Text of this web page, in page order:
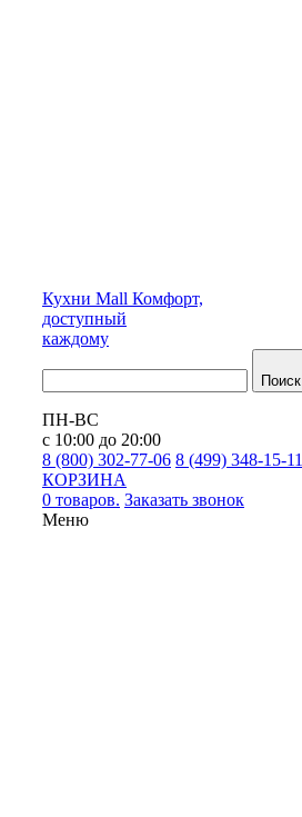
Кухни Mall Комфорт,
доступный
каждому
Поиск
ПН-ВС
с 10:00 до 20:00
8 (800) 302-77-06 8 (499) 348-15-11
КОРЗИНА
0 товаров. Заказать звонок
Меню